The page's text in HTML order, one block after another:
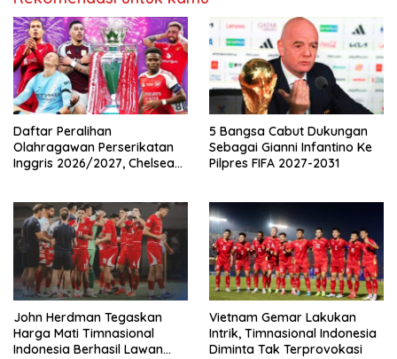
Daftar Peralihan
Olahragawan Perserikatan
Inggris 2026/2027, Chelsea
5 Bangsa Cabut Dukungan
Sebagai Gianni Infantino Ke
Pilpres FIFA 2027-2031
John Herdman Tegaskan
Harga Mati Timnasional
Indonesia Berhasil Lawan
Vietnam Gemar Lakukan
Intrik, Timnasional Indonesia
Diminta Tak Terprovokasi